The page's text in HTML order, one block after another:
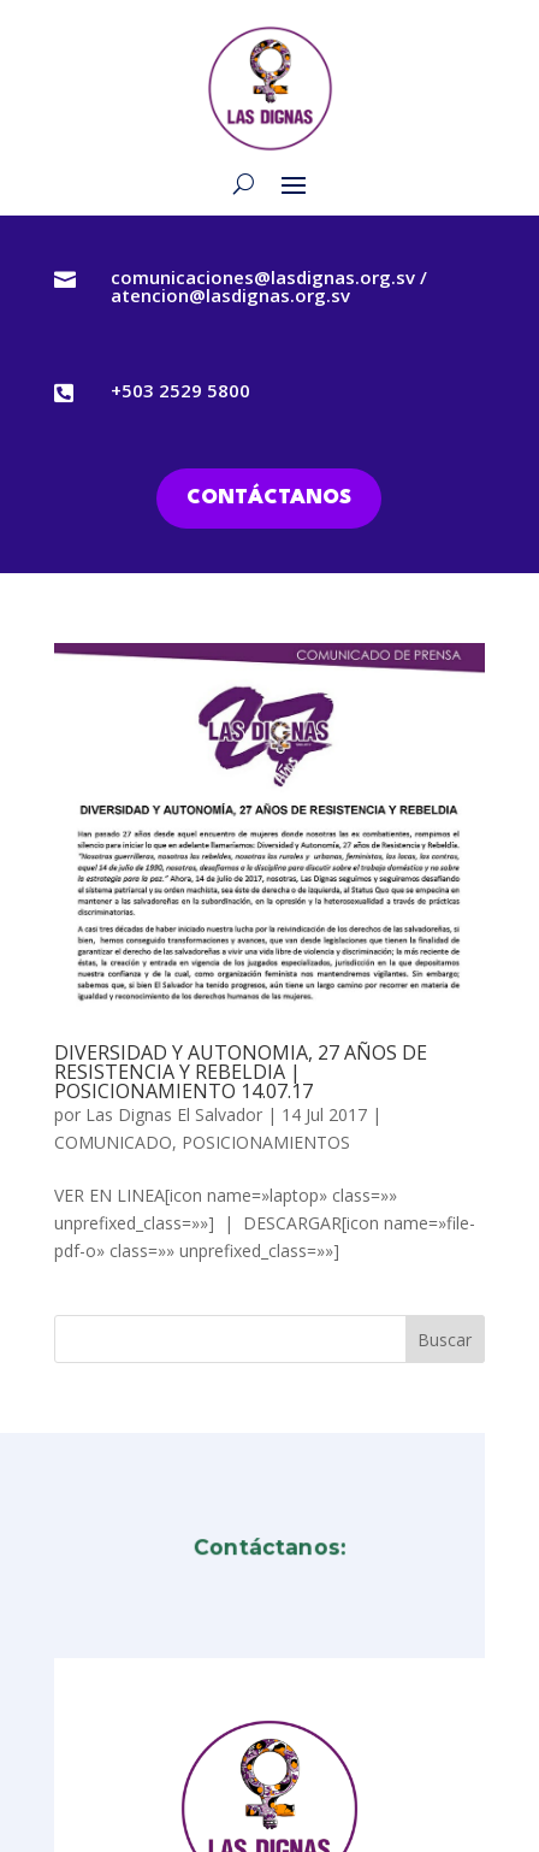
 comunicaciones@lasdignas.org.sv /
atencion@lasdignas.org.sv
 +503 2529 5800
CONTÁCTANOS
DIVERSIDAD Y AUTONOMIA, 27 AÑOS DE
RESISTENCIA Y REBELDIA |
POSICIONAMIENTO 14.07.17
por Las Dignas El Salvador| 14 Jul 2017|
COMUNICADO, POSICIONAMIENTOS
VER EN LINEA[icon name=»laptop» class=»»
unprefixed_class=»»] | DESCARGAR[icon name=»file-
pdf-o» class=»» unprefixed_class=»»]
Contáctanos: